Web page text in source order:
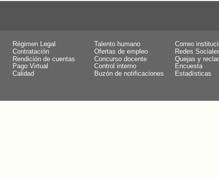
Régimen Legal
Talento humano
Contratación
Ofertas de empleo
Rendición de cuentas
Concurso docente
Pago Virtual
Control interno
Calidad
Buzón de notificaciones
Correo
Redes
Quejas y
Encuesta
Estadísticas